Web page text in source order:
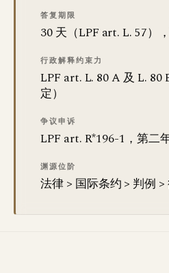
答复期限
30 天（LPF art. L. 57）
行政解释约束力
LPF art. L. 80 A 及 L. 80
定）
争议申诉
LPF art. R*196-1，第二
渊源位阶
法律 > 国际条约 > 判例